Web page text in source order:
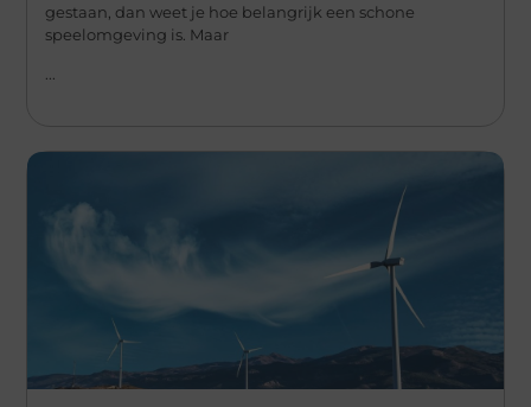
gestaan, dan weet je hoe belangrijk een schone
speelomgeving is. Maar